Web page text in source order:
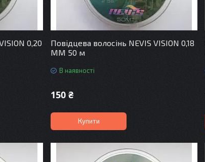
0,20
Повідцева волосінь NEVIS VISION 0,18
MM 50 м
В наявності
150 ₴
Купити